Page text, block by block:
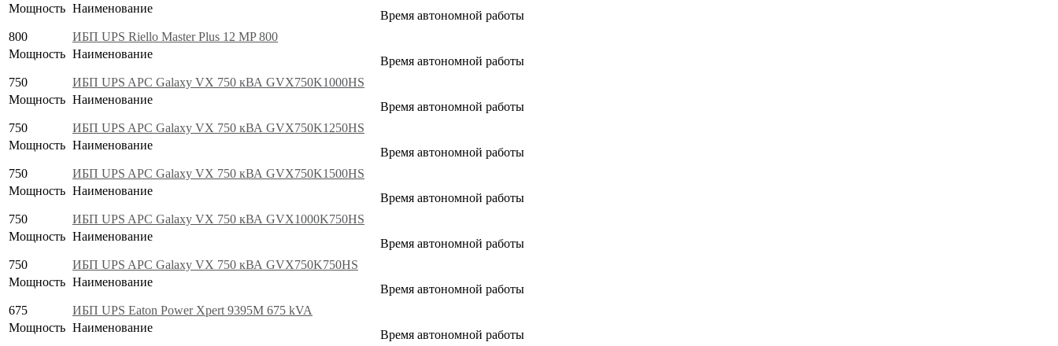
Мощность
800
Наименование
ИБП UPS Riello Master Plus 12 MP 800
Время автономной работы
Мощность
750
Наименование
ИБП UPS APC Galaxy VX 750 кВА GVX750K1000HS
Время автономной работы
Мощность
750
Наименование
ИБП UPS APC Galaxy VX 750 кВА GVX750K1250HS
Время автономной работы
Мощность
750
Наименование
ИБП UPS APC Galaxy VX 750 кВА GVX750K1500HS
Время автономной работы
Мощность
750
Наименование
ИБП UPS APC Galaxy VX 750 кВА GVX1000K750HS
Время автономной работы
Мощность
750
Наименование
ИБП UPS APC Galaxy VX 750 кВА GVX750K750HS
Время автономной работы
Мощность
675
Наименование
ИБП UPS Eaton Power Xpert 9395M 675 kVA
Время автономной работы
Мощность Наименование
Время автономной работы